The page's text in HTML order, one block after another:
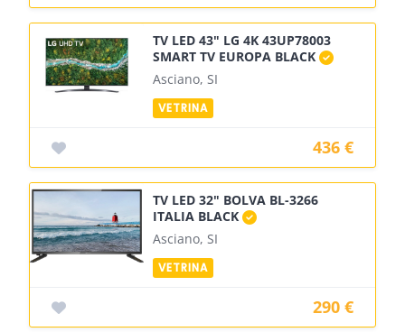
TV LED 43" LG 4K 43UP78003
SMART TV EUROPA BLACK
Asciano, SI
436 €
TV LED 32" BOLVA BL-3266
ITALIA BLACK
Asciano, SI
290 €